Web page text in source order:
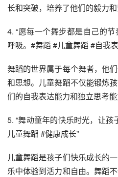
长和突破，培养了他们的毅力和
4. “愿每一个舞步都是自己的
呼吸。#舞蹈 #儿童舞蹈 #自我
舞蹈的世界属于每个舞者，他
和思想。儿童舞蹈不仅能锻炼
们的自我表达能力和独立思考能
5. “舞动童年的快乐时光，让
儿童舞蹈 #健康成长”
儿童舞蹈是孩子们快乐成长的
乐中体验到活力和自由。舞蹈